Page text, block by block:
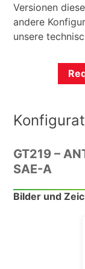
Versionen
andere
unsere
GT219 –
SAE-A
Bilder und